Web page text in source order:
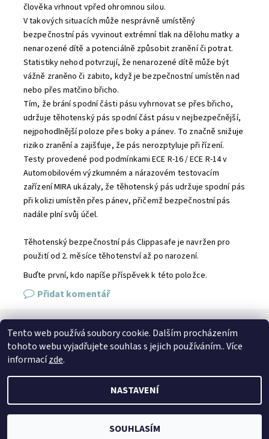
člověka vrhnout vpřed ohromnou silou.
V takových situacích může nesprávně umístěný
bezpečnostní pás vyvinout extrémní tlak na dělohu matky a
nenarozené dítě a potenciálně způsobit zranění či potrat.
Statistiky nehod potvrzují, že nenarozené dítě může být
vážně zraněno či zabito, když je bezpečnostní umístěn nad
nebo přes matčino břicho.
Tím, že brání spodní části pásu vyhrnovat se přes břicho,
udržuje těhotenský pás spodní část pásu v nejbezpečnější,
nejpohodlnější poloze přes boky a pánev. To značně snižuje
riziko zranění a zajišťuje, že pás nerozptyluje při řízení.
Testy provedené pod podmínkami ECE R-16 / ECE R-14 v
Automobilovém výzkumném a nárazovém testovacím
zařízení MIRA ukázaly, že těhotenský pás udržuje spodní pás
při kolizi umístěn přes pánev, přičemž bezpečnostní pás
nadále plní svůj účel.
Těhotenský bezpečnostní pás Clippasafe je navržen pro
použití od 2. měsíce těhotenství až po narození.
Buďte první, kdo napíše příspěvek k této položce.
Přidat komentář
SPOJTE SE S NÁMI
Kontakt
2026 © Petto.cz, všechna práva vyhrazena
Vytvořil Shoptet
Tento web používá soubory cookie. Dalším procházením
tohoto webu vyjadřujete souhlas s jejich používáním.. Více
informacízde.
NASTAVENÍ
SOUHLASÍM